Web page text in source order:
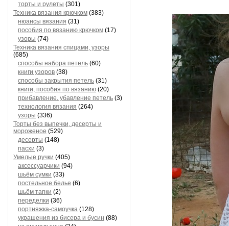
торты и рулеты (301)
Техника вязания крючком (383)
нюансы вязания (31)
пособия по вязанию крючком (17)
узоры (74)
Техника вязания спицами, узоры
(685)
способы набора петель (60)
книги узоров (38)
способы закрытия петель (31)
книги, пособия по вязанию (20)
прибавление, убавление петель (3)
технология вязания (264)
узоры (336)
Торты без выпечки, десерты и
мороженое (529)
десерты (148)
пасхи (3)
Умелые ручки (405)
аксессуарчики (94)
шьём сумки (33)
постельное белье (6)
шьём тапки (2)
переделки (36)
портняжка-самоучка (128)
украшения из бисера и бусин (88)